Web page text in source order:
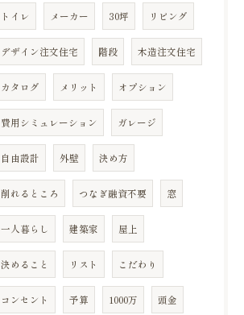
トイレ メーカー 30坪 リビング
デザイン注文住宅 階段 木造注文住宅
カタログ メリット オプション
費用シミュレーション ガレージ
自由設計 外壁 決め方
削れるところ つなぎ融資不要 窓
一人暮らし 建築家 屋上
決めること リスト こだわり
コンセント 予算 1000万 頭金